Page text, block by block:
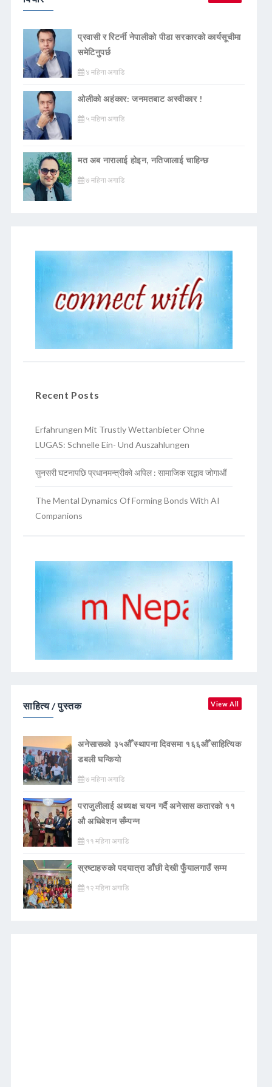
प्रवासी र रिटर्नी नेपालीको पीडा सरकारको कार्यसूचीमा
समेटिनुपर्छ
४ महिना अगाडि
ओलीको अहंकार: जनमतबाट अस्वीकार !
५ महिना अगाडि
मत अब नारालाई होइन, नतिजालाई चाहिन्छ
७ महिना अगाडि
Recent Posts
Erfahrungen Mit Trustly Wettanbieter Ohne
LUGAS: Schnelle Ein- Und Auszahlungen
सुनसरी घटनापछि प्रधानमन्त्रीको अपिल : सामाजिक सद्भाव जोगाऔं
The Mental Dynamics Of Forming Bonds With AI
Companions
साहित्य / पुस्तक View All
अनेसासको ३५औँ स्थापना दिवसमा १६६औँ साहित्यिक
डबली घन्कियाे
७ महिना अगाडि
पराजुलीलाई अध्यक्ष चयन गर्दै अनेसास कतारको ११
औ अधिबेशन सँम्पन्न
११ महिना अगाडि
स्रष्टाहरुको पदयात्रा डाँछी देखी फुँयालगाउँ सम्म
१२ महिना अगाडि